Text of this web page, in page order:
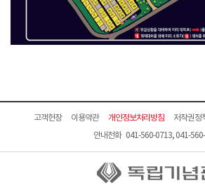
고객헌장 이용약관 개인정보처리방침 저작권정
안내전화 041-560-0713, 041-